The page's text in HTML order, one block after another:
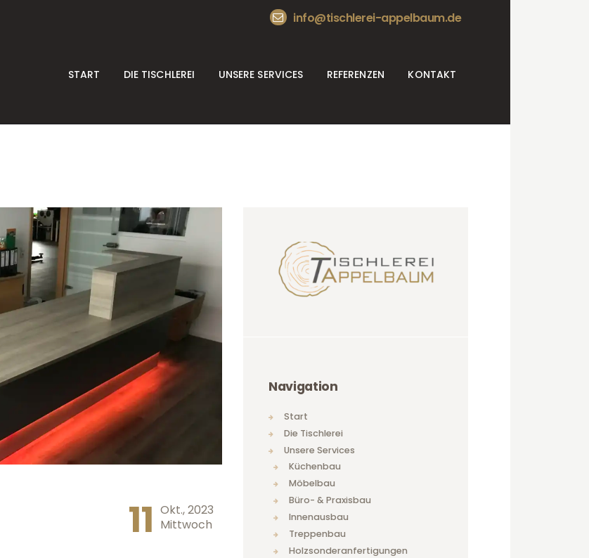
info@tischlerei-appelbaum.de
START DIE TISCHLEREI UNSERE SERVICES REFERENZEN KONTAKT
REFERENZEN
11 Okt., 2023
Mittwoch
Navigation
Start
Die Tischlerei
Unsere Services
Küchenbau
Möbelbau
Büro- & Praxisbau
Innenausbau
Treppenbau
Holzsonderanfertigungen